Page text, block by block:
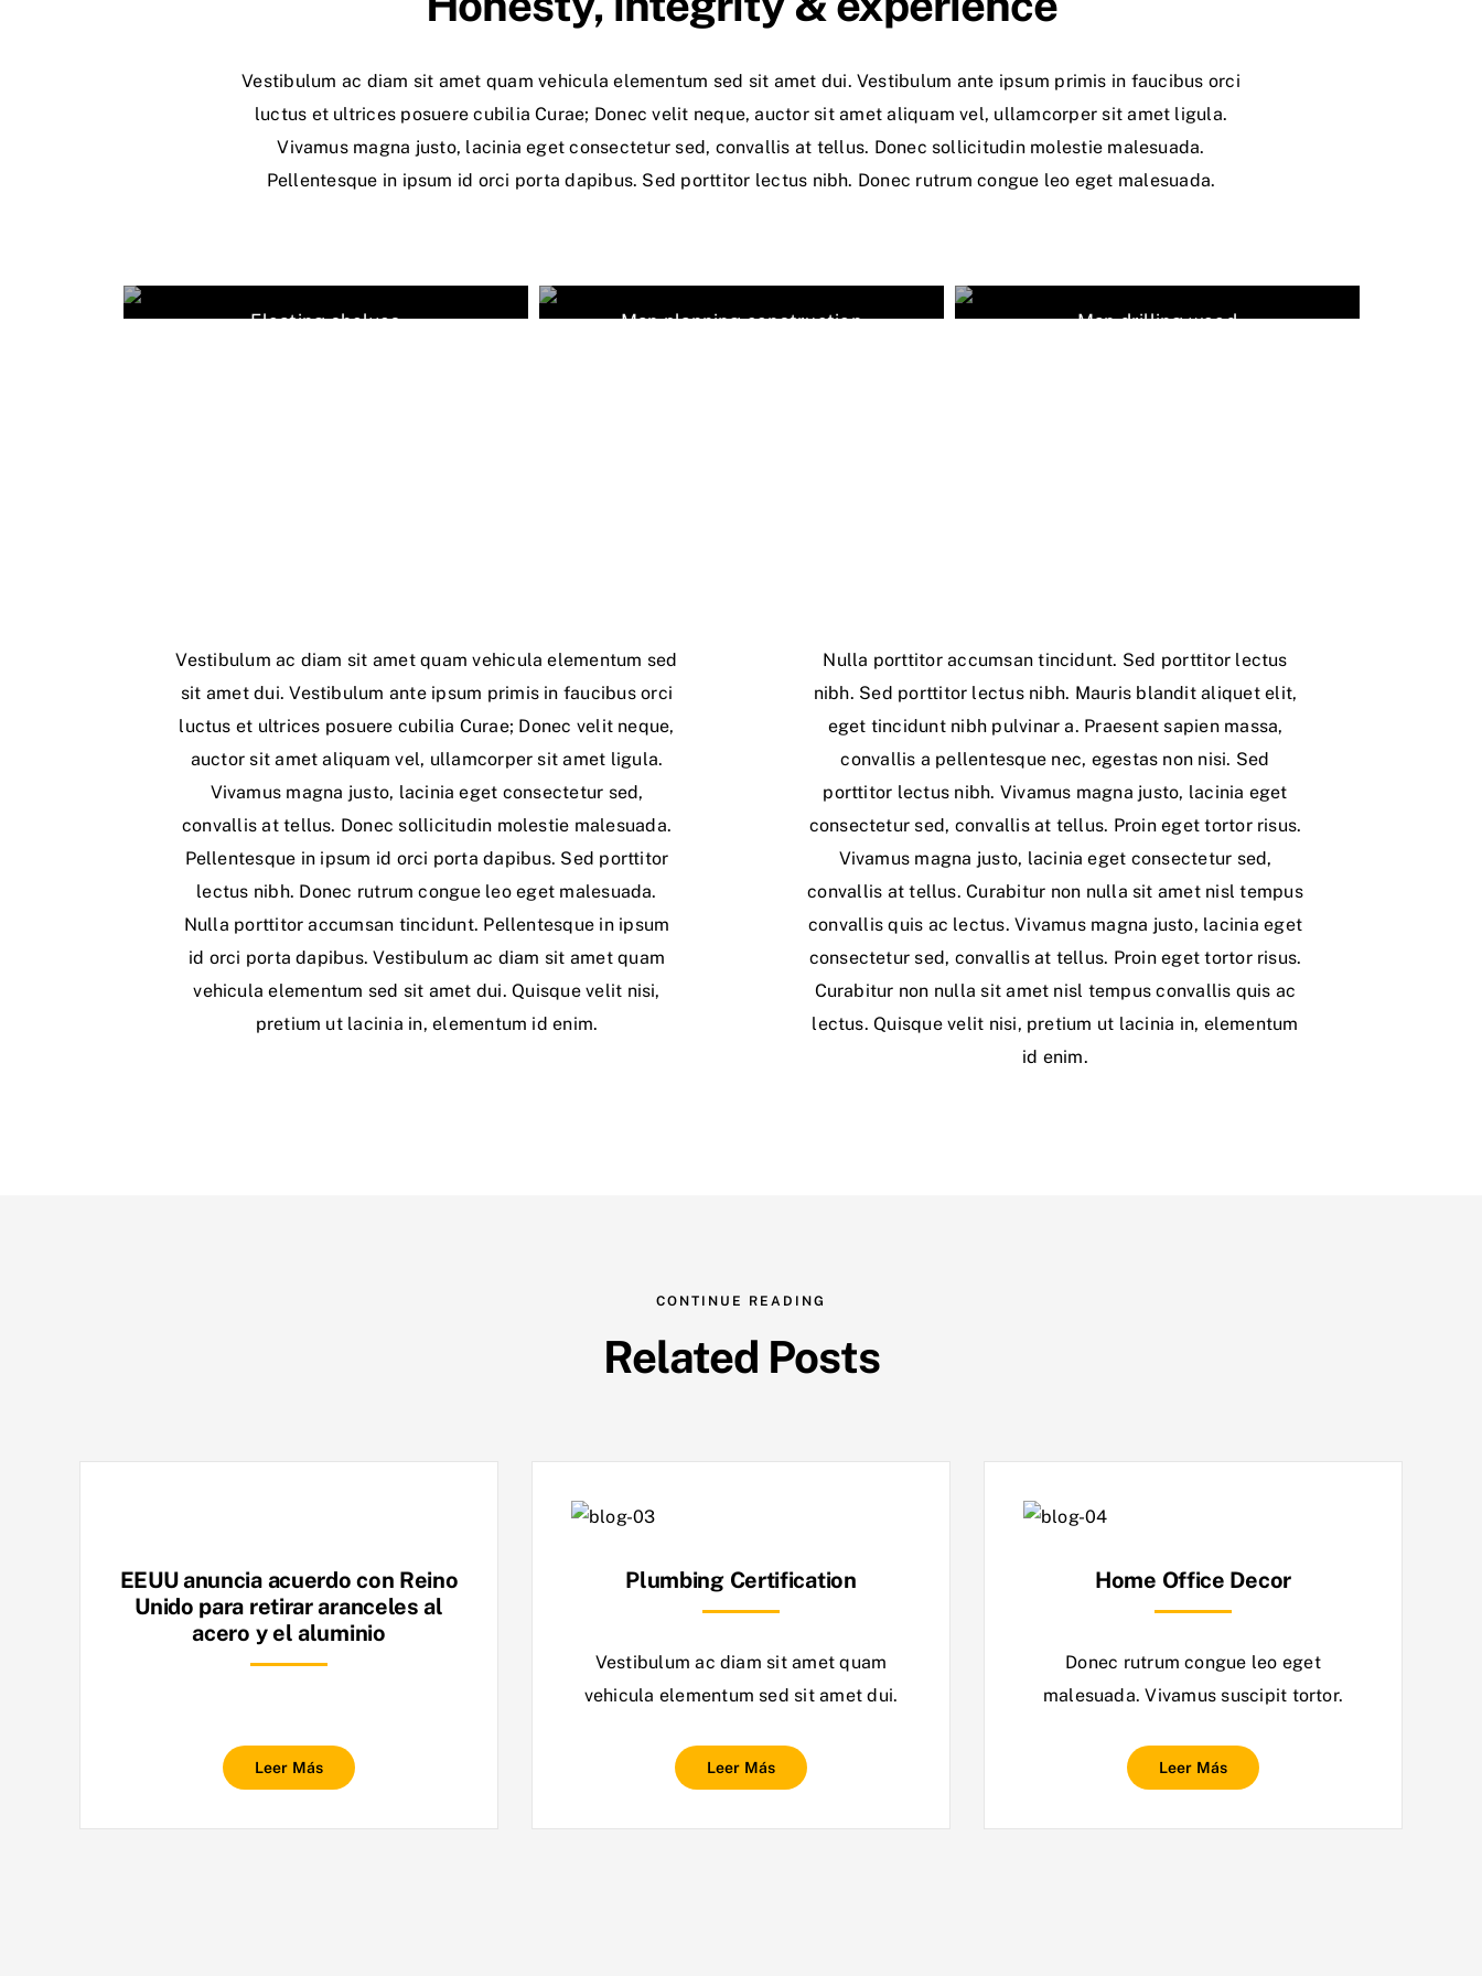
Vestibulum ac diam sit amet quam vehicula elementum sed sit amet dui. Vestibulum ante ipsum primis in faucibus orci
luctus et ultrices posuere cubilia Curae; Donec velit neque, auctor sit amet aliquam vel, ullamcorper sit amet ligula.
Vivamus magna justo, lacinia eget consectetur sed, convallis at tellus. Donec sollicitudin molestie malesuada.
Pellentesque in ipsum id orci porta dapibus. Sed porttitor lectus nibh. Donec rutrum congue leo eget malesuada.
Floating shelves Man planning construction Man drilling wood
Vestibulum ac diam sit amet quam vehicula elementum sed
sit amet dui. Vestibulum ante ipsum primis in faucibus orci
luctus et ultrices posuere cubilia Curae; Donec velit neque,
auctor sit amet aliquam vel, ullamcorper sit amet ligula.
Vivamus magna justo, lacinia eget consectetur sed,
convallis at tellus. Donec sollicitudin molestie malesuada.
Pellentesque in ipsum id orci porta dapibus. Sed porttitor
lectus nibh. Donec rutrum congue leo eget malesuada.
Nulla porttitor accumsan tincidunt. Pellentesque in ipsum
id orci porta dapibus. Vestibulum ac diam sit amet quam
vehicula elementum sed sit amet dui. Quisque velit nisi,
pretium ut lacinia in, elementum id enim.
Nulla porttitor accumsan tincidunt. Sed porttitor lectus
nibh. Sed porttitor lectus nibh. Mauris blandit aliquet elit,
eget tincidunt nibh pulvinar a. Praesent sapien massa,
convallis a pellentesque nec, egestas non nisi. Sed
porttitor lectus nibh. Vivamus magna justo, lacinia eget
consectetur sed, convallis at tellus. Proin eget tortor risus.
Vivamus magna justo, lacinia eget consectetur sed,
convallis at tellus. Curabitur non nulla sit amet nisl tempus
convallis quis ac lectus. Vivamus magna justo, lacinia eget
consectetur sed, convallis at tellus. Proin eget tortor risus.
Curabitur non nulla sit amet nisl tempus convallis quis ac
lectus. Quisque velit nisi, pretium ut lacinia in, elementum
id enim.
CONTINUE READING
Related Posts
EEUU anuncia acuerdo con Reino
Unido para retirar aranceles al
acero y el aluminio
Leer Más
Plumbing Certification
Vestibulum ac diam sit amet quam
vehicula elementum sed sit amet dui.
Leer Más
Home Office Decor
Donec rutrum congue leo eget
malesuada. Vivamus suscipit tortor.
Leer Más